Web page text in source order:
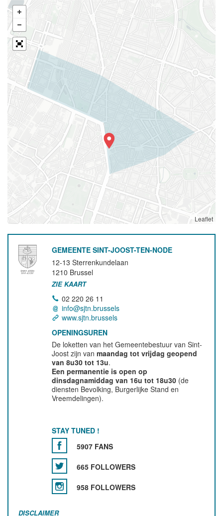
Leaflet
GEMEENTE SINT-JOOST-TEN-NODE
12-13 Sterrenkundelaan
1210 Brussel
ZIE KAART
02 220 26 11
info@sjtn.brussels
www.sjtn.brussels
OPENINGSUREN
De loketten van het Gemeentebestuur van Sint-
Joost zijn vanmaandag tot vrijdag geopend
van 8u30 tot 13u.
Een permanentie is open op
dinsdagnamiddag van 16u tot 18u30 (de
diensten Bevolking, Burgerlijke Stand en
Vreemdelingen).
STAY TUNED !
5907 FANS
665 FOLLOWERS
958 FOLLOWERS
DISCLAIMER